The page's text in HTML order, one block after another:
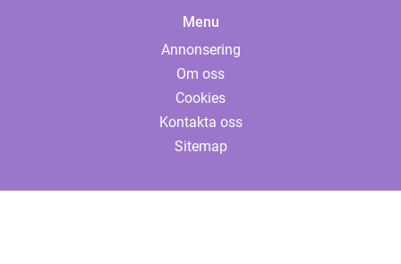
Menu
Annonsering
Om oss
Cookies
Kontakta oss
Sitemap